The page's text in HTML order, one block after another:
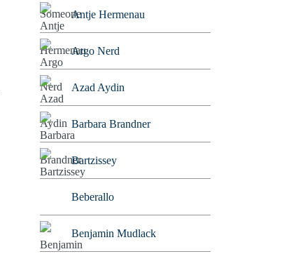
Antje Hermenau
Argo Nerd
Azad Aydin
Barbara Brandner
Bartzissey
Beberallo
Benjamin Mudlack